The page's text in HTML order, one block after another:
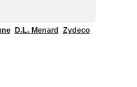
D.L. Menard Zydeco